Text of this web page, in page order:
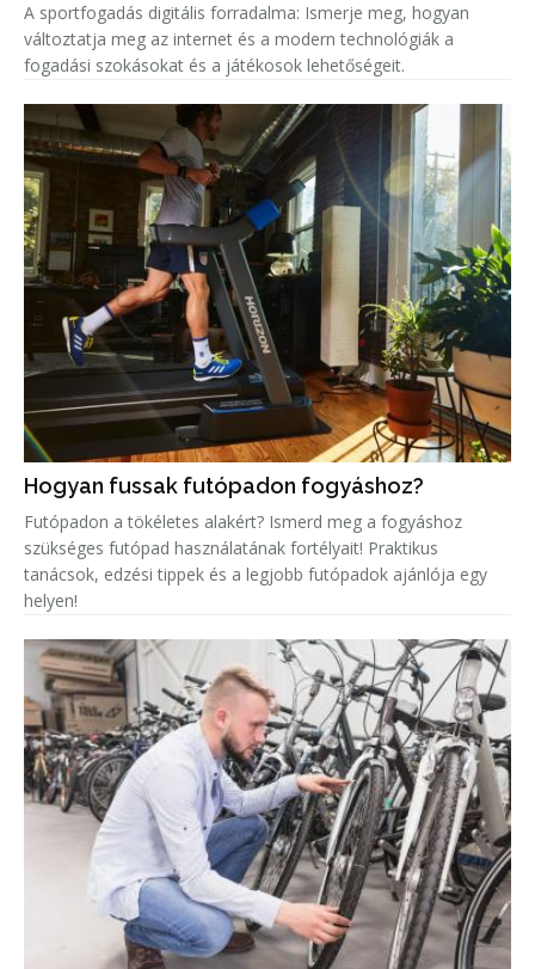
A sportfogadás digitális forradalma: Ismerje meg, hogyan
változtatja meg az internet és a modern technológiák a
fogadási szokásokat és a játékosok lehetőségeit.
Hogyan fussak futópadon fogyáshoz?
Futópadon a tökéletes alakért? Ismerd meg a fogyáshoz
szükséges futópad használatának fortélyait! Praktikus
tanácsok, edzési tippek és a legjobb futópadok ajánlója egy
helyen!